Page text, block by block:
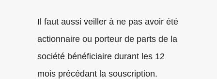
Il faut aussi veiller à ne pas avoir été
actionnaire ou porteur de parts de la
société bénéficiaire durant les 12
mois précédant la souscription.